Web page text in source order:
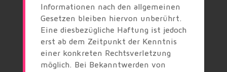
Informationen nach den allgemeinen
Gesetzen bleiben hiervon unberührt.
Eine diesbezügliche Haftung ist jedoch
erst ab dem Zeitpunkt der Kenntnis
einer konkreten Rechtsverletzung
möglich. Bei Bekanntwerden von